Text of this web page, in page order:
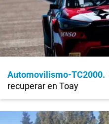
Automovilismo-TC2000
recuperar en Toay